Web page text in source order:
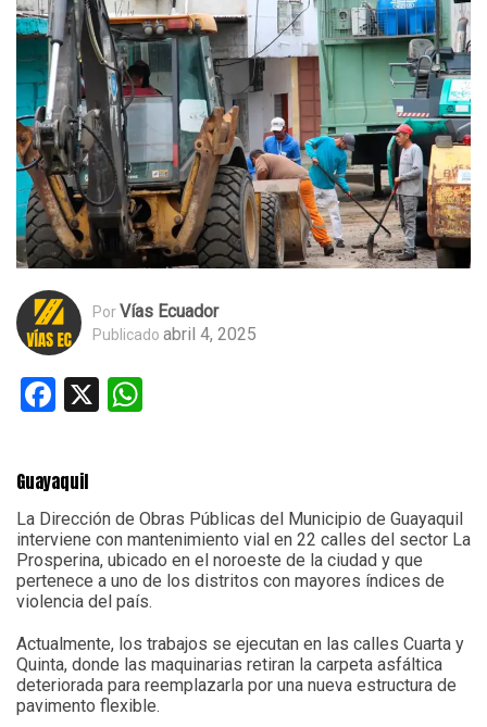
PorVías Ecuador
Publicado abril 4, 2025
Facebook
X
Guayaquil
La Dirección de Obras Públicas del Municipio de Guayaquil
interviene con mantenimiento vial en 22 calles del sector La
Prosperina, ubicado en el noroeste de la ciudad y que
pertenece a uno de los distritos con mayores índices de
violencia del país.
Actualmente, los trabajos se ejecutan en las calles Cuarta y
Quinta, donde las maquinarias retiran la carpeta asfáltica
deteriorada para reemplazarla por una nueva estructura de
pavimento flexible.